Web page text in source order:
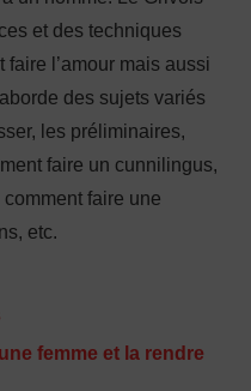
et des techniques
l’amour mais aussi
des sujets variés
les préliminaires,
faire un cunnilingus,
faire une
etc.
femme et la rendre